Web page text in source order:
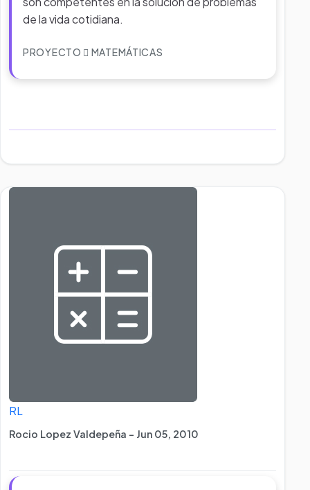
de la vida cotidiana.
PROYECTO MATEMÁTICAS
RL
Rocio Lopez Valdepeña - Jun 05, 2010